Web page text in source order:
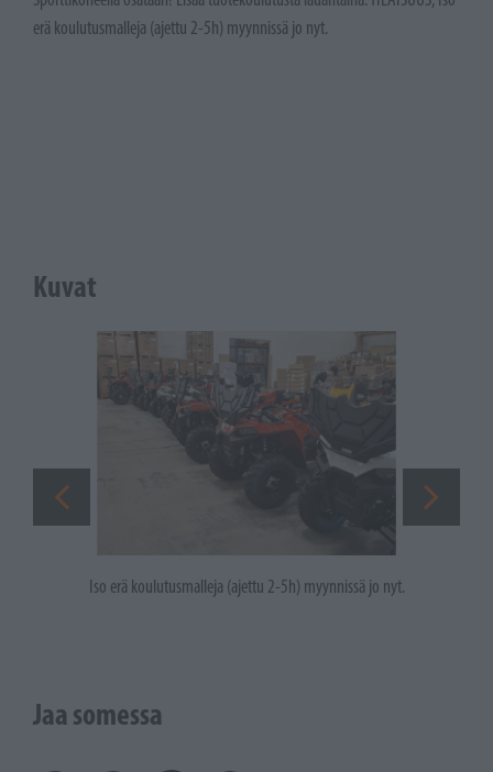
erä koulutusmalleja (ajettu 2-5h) myynnissä jo nyt.
Kuvat
Iso erä koulutusmalleja (ajettu 2-5h) myynnissä jo nyt.
Jaa somessa